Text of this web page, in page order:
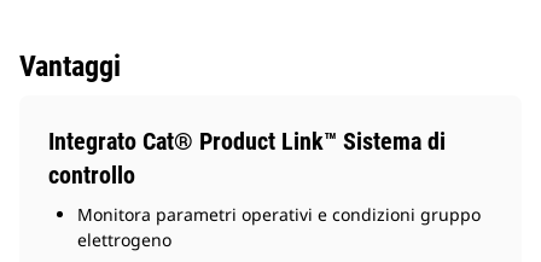
Vantaggi
Integrato Cat® Product Link™ Sistema di
controllo
Monitora parametri operativi e condizioni gruppo
elettrogeno